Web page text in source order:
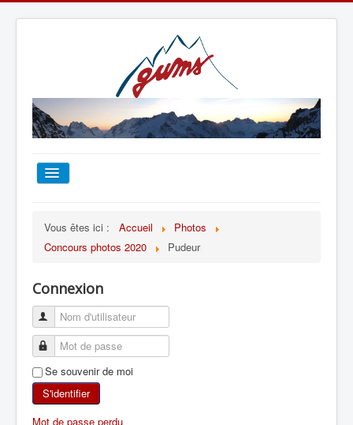
TOUT SUR LE GUMS
ESCALADE
ALPINISME
SKI DE RANDONNÉE
Vous êtes ici : Accueil
Photos
Concours photos 2020
Pudeur
Connexion
Se souvenir de moi
S'identifier
Mot de passe perdu